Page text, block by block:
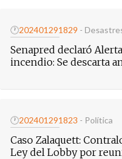
🕐202401291829 -
Senapred declaró
incendio: Se descarta
🕐202401291823 - Política
Caso Zalaquett:
Ley del Lobby por